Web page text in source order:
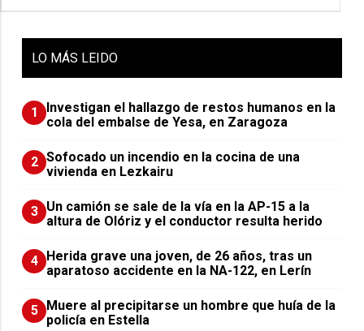
LO MÁS LEIDO
1
Investigan el hallazgo de restos humanos en la
cola del embalse de Yesa, en Zaragoza
2 Sofocado un incendio en la cocina de una
vivienda en Lezkairu
3 Un camión se sale de la vía en la AP-15 a la
altura de Olóriz y el conductor resulta herido
4 Herida grave una joven, de 26 años, tras un
aparatoso accidente en la NA-122, en Lerín
5 Muere al precipitarse un hombre que huía de la
policía en Estella